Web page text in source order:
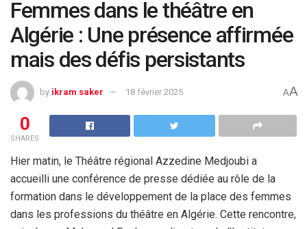
Femmes dans le théâtre en
Algérie : Une présence affirmée
mais des défis persistants
by ikram saker 18 février 2025 AA
0
SHARES
Hier matin, le Théâtre régional Azzedine Medjoubi a
accueilli une conférence de presse dédiée au rôle de la
formation dans le développement de la place des femmes
dans les professions du théâtre en Algérie. Cette rencontre,